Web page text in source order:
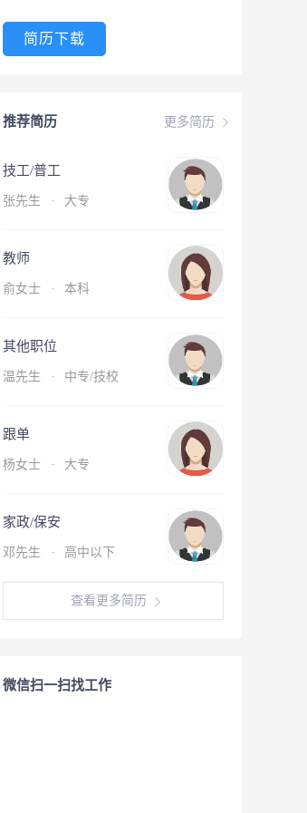
简历下载
更多简历
推荐简历
技工/普工
张先生 · 大专
教师
俞女士 · 本科
其他职位
温先生 · 中专/技校
跟单
杨女士 · 大专
家政/保安
邓先生 · 高中以下
查看更多简历
微信扫一扫找工作